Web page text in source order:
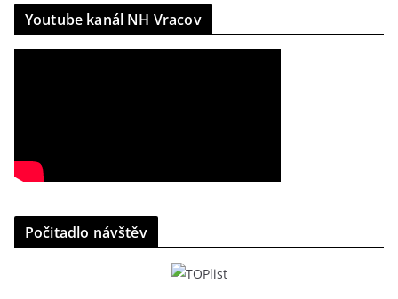
Youtube kanál NH Vracov
Počitadlo návštěv